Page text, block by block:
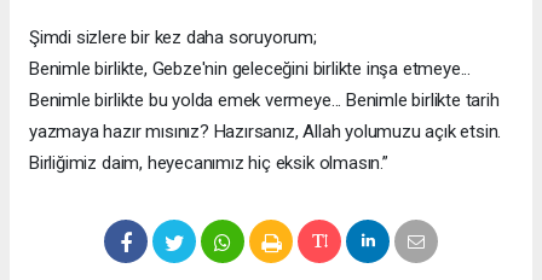
Şimdi sizlere bir kez daha soruyorum;
Benimle birlikte, Gebze'nin geleceğini birlikte inşa etmeye...
Benimle birlikte bu yolda emek vermeye... Benimle birlikte tarih
yazmaya hazır mısınız? Hazırsanız, Allah yolumuzu açık etsin.
Birliğimiz daim, heyecanımız hiç eksik olmasın.”